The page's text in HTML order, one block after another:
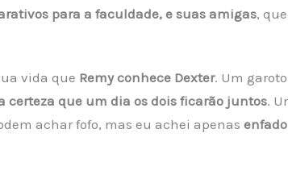
para a faculdade, e suas amigas,
vida que Remy conhece Dexter. Um
certeza que um dia os dois ficarão juntos.
achar fofo, mas eu achei apenas